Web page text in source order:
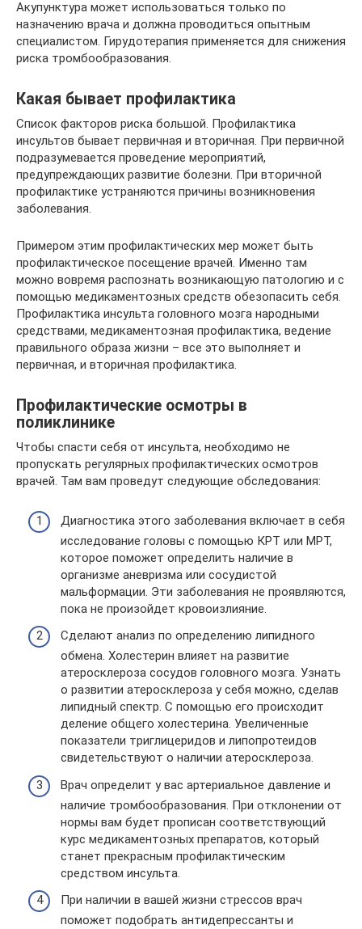
Акупунктура может использоваться только по
назначению врача и должна проводиться опытным
специалистом. Гирудотерапия применяется для снижения
риска тромбообразования.
Какая бывает профилактика
Список факторов риска большой. Профилактика
инсультов бывает первичная и вторичная. При первичной
подразумевается проведение мероприятий,
предупреждающих развитие болезни. При вторичной
профилактике устраняются причины возникновения
заболевания.
Примером этим профилактических мер может быть
профилактическое посещение врачей. Именно там
можно вовремя распознать возникающую патологию и с
помощью медикаментозных средств обезопасить себя.
Профилактика инсульта головного мозга народными
средствами, медикаментозная профилактика, ведение
правильного образа жизни – все это выполняет и
первичная, и вторичная профилактика.
Профилактические осмотры в
поликлинике
Чтобы спасти себя от инсульта, необходимо не
пропускать регулярных профилактических осмотров
врачей. Там вам проведут следующие обследования:
Диагностика этого заболевания включает в себя
исследование головы с помощью КРТ или МРТ,
которое поможет определить наличие в
организме аневризма или сосудистой
мальформации. Эти заболевания не проявляются,
пока не произойдет кровоизлияние.
Сделают анализ по определению липидного
обмена. Холестерин влияет на развитие
атеросклероза сосудов головного мозга. Узнать
о развитии атеросклероза у себя можно, сделав
липидный спектр. С помощью его происходит
деление общего холестерина. Увеличенные
показатели триглицеридов и липопротеидов
свидетельствуют о наличии атеросклероза.
Врач определит у вас артериальное давление и
наличие тромбообразования. При отклонении от
нормы вам будет прописан соответствующий
курс медикаментозных препаратов, который
станет прекрасным профилактическим
средством инсульта.
При наличии в вашей жизни стрессов врач
поможет подобрать антидепрессанты и